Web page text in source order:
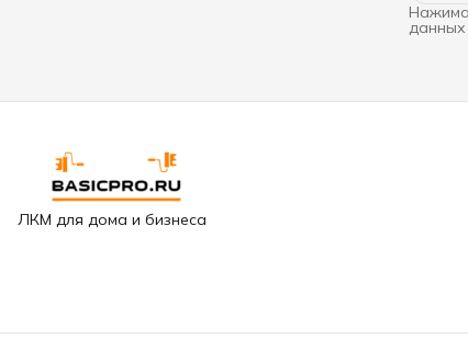
ЛКМ для дома и бизнеса